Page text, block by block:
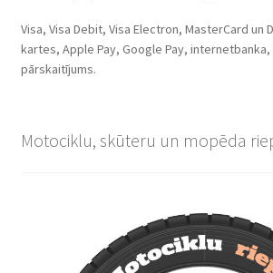
Visa, Visa Debit, Visa Electron, MasterCard un
kartes, Apple Pay, Google Pay, internetbanka,
pārskaitījums.
Motociklu, skūteru un mopēda